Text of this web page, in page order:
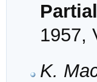
1957,
K.